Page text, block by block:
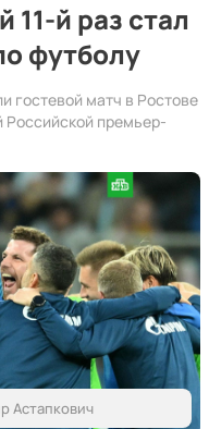
11-й раз стал
футболу
гостевой матч в Ростове
Российской премьер-
Астапкович